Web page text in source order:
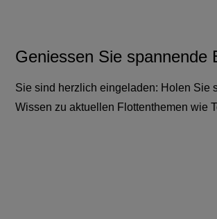
Geniessen Sie spannende
Sie sind herzlich eingeladen: Holen Sie
Wissen zu aktuellen Flottenthemen wie